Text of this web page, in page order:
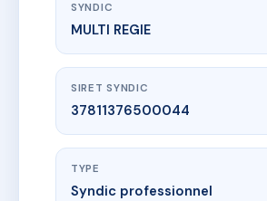
SYNDIC
MULTI REGIE
SIRET SYNDIC
37811376500044
TYPE
Syndic professionnel